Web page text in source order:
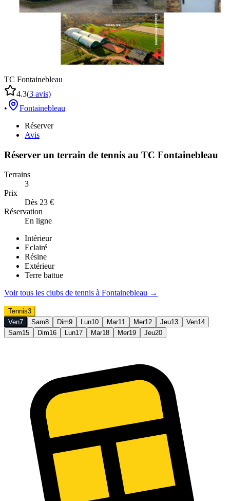
TC Fontainebleau
4.3(3 avis)
•
Fontainebleau
Réserver
Avis
Réserver un terrain de tennis au TC Fontainebleau
Terrains
3
Prix
Dès 23 €
Réservation
En ligne
Intérieur
Eclairé
Résine
Extérieur
Terre battue
Voir tous les clubs de tennis à Fontainebleau →
Tennis3
Ven7 Sam8 Dim9 Lun10 Mar11 Mer12 Jeu13 Ven14
Sam15 Dim16 Lun17 Mar18 Mer19 Jeu20